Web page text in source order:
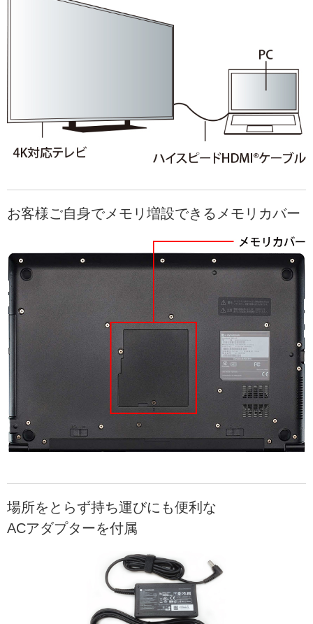
お客様ご自身でメモリ増設できるメモリカバー
場所をとらず持ち運びにも便利な
ACアダプターを付属